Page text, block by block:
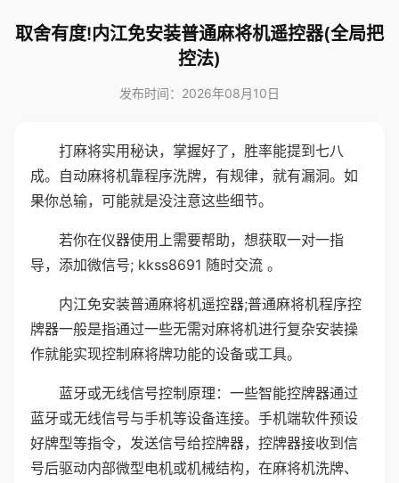
取舍有度!内江免安装普通麻将机遥控器(全局把
控法)
发布时间：2026年08月10日
打麻将实用秘诀，掌握好了，胜率能提到七八
成。自动麻将机靠程序洗牌，有规律，就有漏洞。如
果你总输，可能就是没注意这些细节。
若你在仪器使用上需要帮助，想获取一对一指
导，添加微信号; kkss8691 随时交流 。
内江免安装普通麻将机遥控器;普通麻将机程序控
牌器一般是指通过一些无需对麻将机进行复杂安装操
作就能实现控制麻将牌功能的设备或工具。
蓝牙或无线信号控制原理：一些智能控牌器通过
蓝牙或无线信号与手机等设备连接。手机端软件预设
好牌型等指令，发送信号给控牌器，控牌器接收到信
号后驱动内部微型电机或机械结构，在麻将机洗牌、